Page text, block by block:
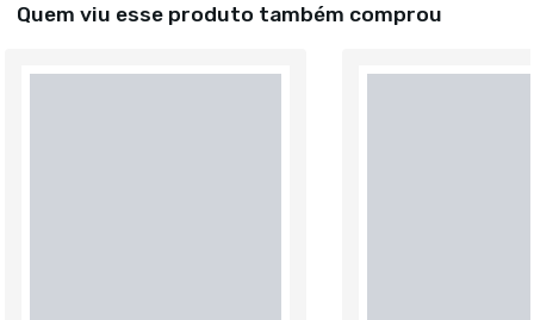
Quem viu esse produto também comprou